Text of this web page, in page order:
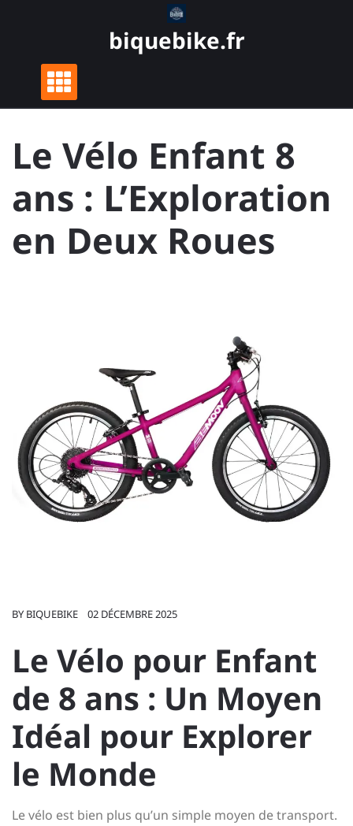
biquebike.fr
Le Vélo Enfant 8
ans : L’Exploration
en Deux Roues
BY BIQUEBIKE 02 DÉCEMBRE 2025
Le Vélo pour Enfant
de 8 ans : Un Moyen
Idéal pour Explorer
le Monde
Le vélo est bien plus qu’un simple moyen de transport.